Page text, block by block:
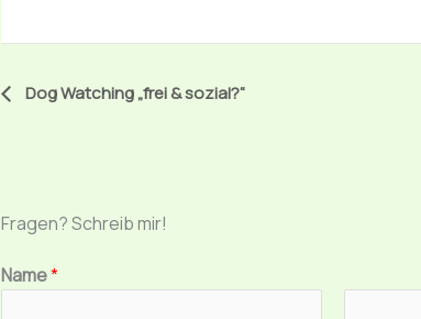
Veranstaltung-
Dog Watching „frei & sozial?“
Fragen? Schreib mir!
Name*